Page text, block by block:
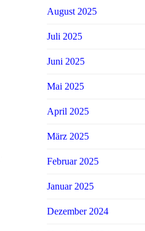
August 2025
Juli 2025
Juni 2025
Mai 2025
April 2025
März 2025
Februar 2025
Januar 2025
Dezember 2024